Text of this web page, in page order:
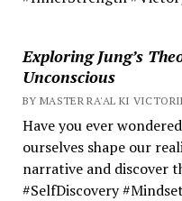
Exploring Jung’s
Unconscious
BY MASTER RA'AL KI
Have you ever
ourselves shape our
narrative and discover
#SelfDiscovery